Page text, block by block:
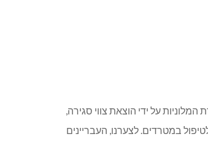
על ידי הוצאת צווי סגירה,
במטרדים. לצערנו, העבריינים